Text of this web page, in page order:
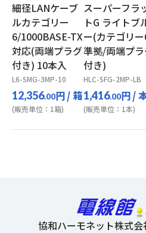
細径LANケーブ
ルカテゴリー
6/1000BASE-TX
対応(両端プラグ
付き) 10本入
L6-SMG-3MP-10
12,356.00円/ 箱
(販売単位：1箱)
スーパーフラ
トG ライトブ
ー(カテゴリ
準拠/両端プ
付き)
HLC-SFG-2MP-LB
1,416.00円/
(販売単位：1本)
協和ハーモネット株式会